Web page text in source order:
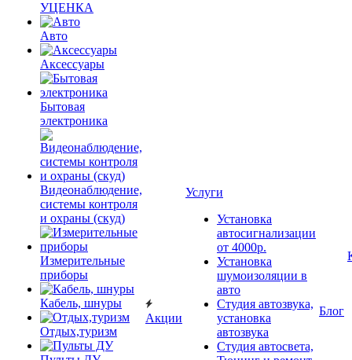
УЦЕНКА
Авто
Аксессуары
Бытовая
электроника
Видеонаблюдение,
системы контроля
и охраны (скуд)
Измерительные
приборы
Кабель, шнуры
Отдых,туризм
Акции
Услуги
Установка
автосигнализации
от 4000р.
Установка
шумоизоляции в
авто
Студия автозвука,
установка
автозвука
Студия автосвета,
Блог